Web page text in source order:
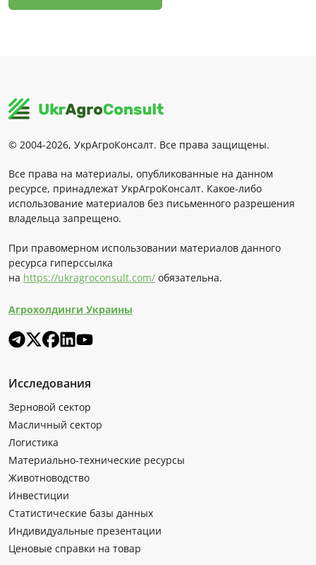
© 2004-2026, УкрАгроКонсалт. Все права защищены.
Все права на материалы, опубликованные на данном
ресурсе, принадлежат УкрАгроКонсалт. Какое-либо
использование материалов без письменного разрешения
владельца запрещено.
При правомерном использовании материалов данного
ресурса гиперссылка
на https://ukragroconsult.com/ обязательна.
Агрохолдинги Украины
Исследования
Зерновой сектор
Масличный сектор
Логистика
Материально-технические ресурсы
Животноводство
Инвестиции
Статистические базы данных
Индивидуальные презентации
Ценовые справки на товар